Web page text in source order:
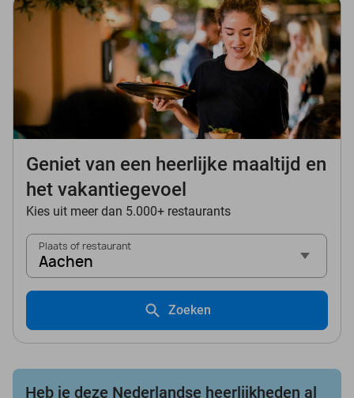
Geniet van een heerlijke maaltijd en
het vakantiegevoel
Kies uit meer dan 5.000+ restaurants
Plaats of restaurant
Aachen
Zoeken
Heb je deze Nederlandse heerlijkheden al